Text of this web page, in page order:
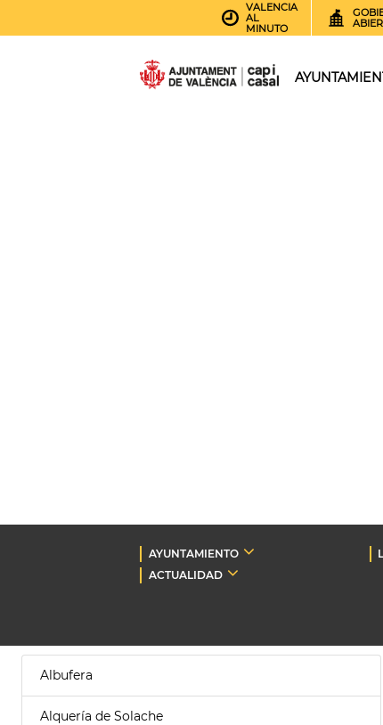
VALENCIA
AL
MINUTO
AYUNTAMIENTO
ACTUALIDAD
Albufera
Alquería de Solache